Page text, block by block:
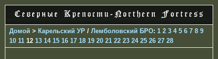
Домой > Карельский УР / Лемболовский БРО: 1 2 3 4 5 6 7 8 9
10 11 12 13 14 15 16 17 18 19 20 21 22 23 24 25 26 27 28